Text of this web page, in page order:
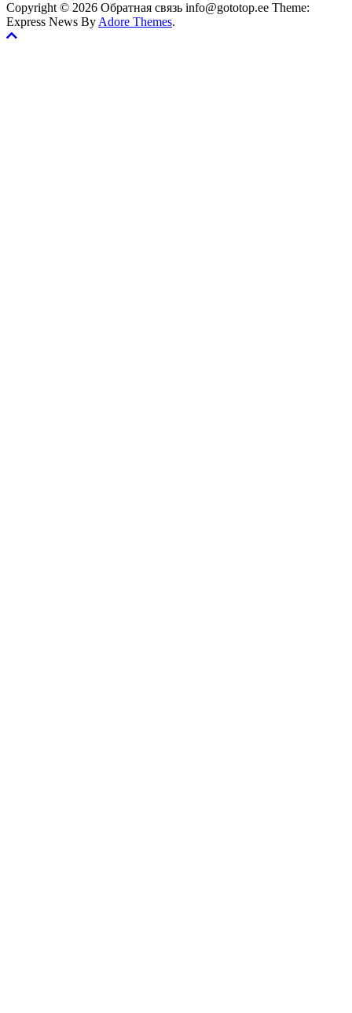
Copyright © 2026 Обратная связь info@gototop.ee Theme:
Express News By Adore Themes.